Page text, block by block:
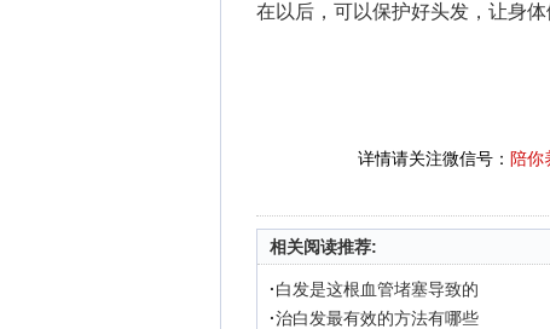
在以后，可以保护好头发，让身体
详情请关注微信号： 陪你
相关阅读推荐:
·白发是这根血管堵塞导致的
·治白发最有效的方法有哪些